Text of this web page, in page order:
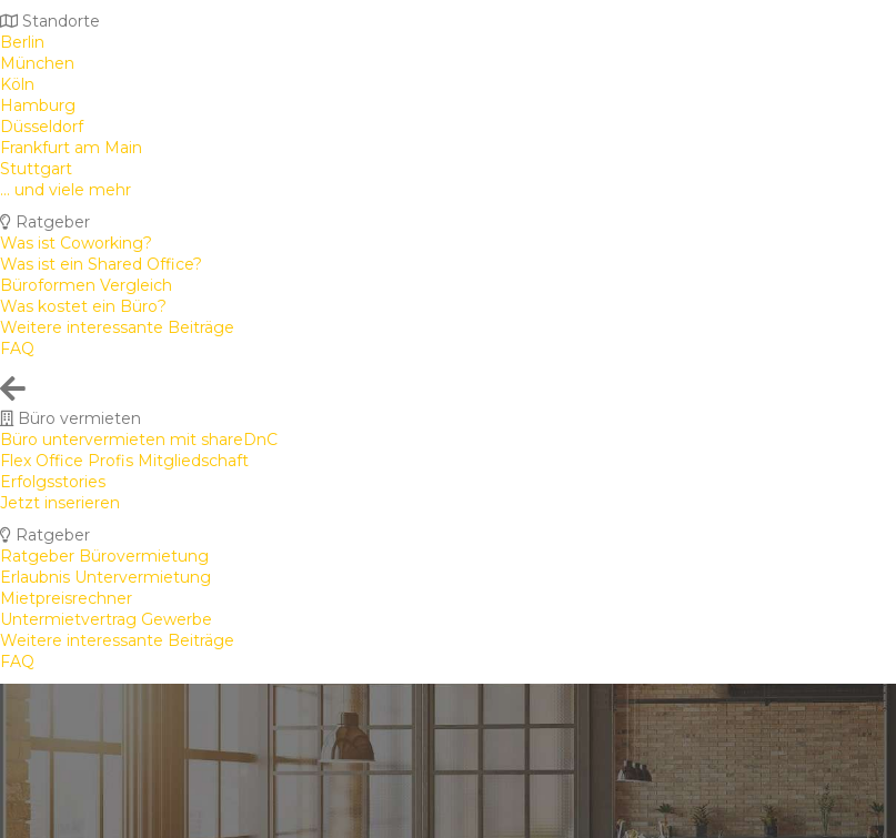
Standorte
Berlin
München
Köln
Hamburg
Düsseldorf
Frankfurt am Main
Stuttgart
... und viele mehr
Ratgeber
Was ist Coworking?
Was ist ein Shared Office?
Büroformen Vergleich
Was kostet ein Büro?
Weitere interessante Beiträge
FAQ
Büro vermieten
Büro untervermieten mit shareDnC
Flex Office Profis Mitgliedschaft
Erfolgsstories
Jetzt inserieren
Ratgeber
Ratgeber Bürovermietung
Erlaubnis Untervermietung
Mietpreisrechner
Untermietvertrag Gewerbe
Weitere interessante Beiträge
FAQ